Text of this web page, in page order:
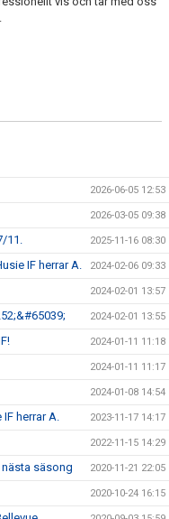
2026-06-05 12:53
2026-03-05 09:38
2025-11-16 08:30
IF herrar A. 2024-02-06 09:33
2024-02-01 13:57
2024-02-01 13:55
2024-01-11 11:18
2024-01-11 11:17
2024-01-08 14:54
herrar A. 2023-11-17 14:17
2022-11-15 14:29
nästa säsong 2020-11-21 22:05
2020-10-24 16:15